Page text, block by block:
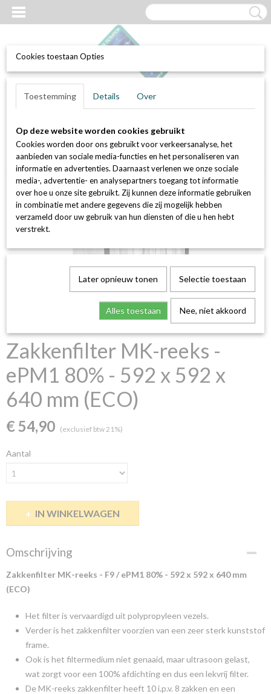
Inloggen Registreren
Home > Luchtfilters Zakkenfilters >
Zakkenfilter MK-reeks / ePM1
> Lengte 640mm >
Zakkenfilter MK-reeks - ePM1 80% - 592 x
592 x 640 mm (ECO)
Zakkenfilter MK-reeks -
ePM1 80% - 592 x 592 x
640 mm (ECO)
€ 54,90 (exclusief btw 21%)
Aantal
IN WINKELWAGEN
Omschrijving
Zakkenfilter MK-reeks - F9 / ePM1 80% - 592 x 592 x 640 mm
(ECO)
Het filter is vervaardigd uit polypropyleen vezels.
Verder is het zakkenfilter voorzien van een zeer sterk kunststof
frame.
Ook is het filtermedium niet genaaid, maar ultrasoon gelast,
wat zorgt voor een 100% afdichting en dus een lekvrij filter.
De MK-reeks zakkenfilter heeft 10 i.p.v. 8 zakken en een
Cookies toestaan Opties
Toestemming Details Over
Op deze website worden cookies gebruikt
Cookies worden door ons gebruikt voor verkeersanalyse, het
aanbieden van sociale media-functies en het personaliseren van
informatie en advertenties. Daarnaast verlenen we onze sociale
media-, advertentie- en analysepartners toegang tot informatie
over hoe u onze site gebruikt. Zij kunnen deze informatie gebruiken
in combinatie met andere gegevens die zij mogelijk hebben
verzameld door uw gebruik van hun diensten of die u hen hebt
verstrekt.
Later opnieuw tonen Selectie toestaan
Alles toestaan Nee, niet akkoord